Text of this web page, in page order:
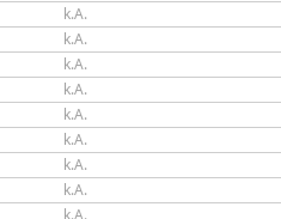
k.A.
k.A.
k.A.
k.A.
k.A.
k.A.
k.A.
k.A.
k.A.